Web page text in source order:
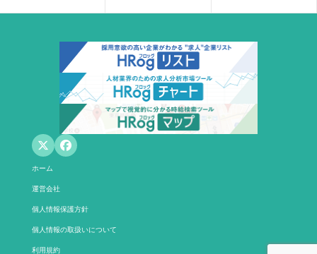
ホーム
運営会社
個人情報保護方針
個人情報の取扱いについて
利用規約